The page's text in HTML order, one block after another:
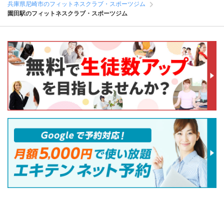
兵庫県尼崎市のフィットネスクラブ・スポーツジム
園田駅のフィットネスクラブ・スポーツジム